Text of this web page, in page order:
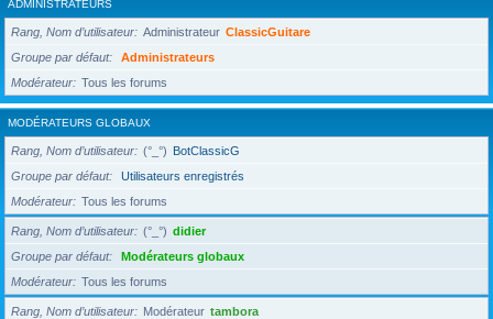
ADMINISTRATEURS
Rang, Nom d’utilisateur Administrateur ClassicGuitare
Groupe par défaut
Administrateurs
Modérateur
Tous les forums
MODÉRATEURS GLOBAUX
Rang, Nom d’utilisateur (°_°) BotClassicG
Groupe par défaut
Utilisateurs enregistrés
Modérateur
Tous les forums
Rang, Nom d’utilisateur (°_°) didier
Groupe par défaut
Modérateurs globaux
Modérateur
Tous les forums
Rang, Nom d’utilisateur Modérateur tambora